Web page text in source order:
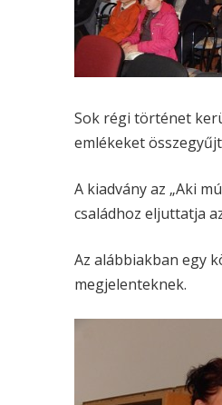
Sok régi történet
emlékeket
A kiadvány az „Aki
családhoz eljuttatja
Az alábbiakban egy
megjelenteknek.